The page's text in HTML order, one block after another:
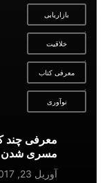
بازاریابی
خلاقیت
معرفی کتاب
نوآوری
معرفی چند
مسری شدن
آوریل 23, 2017